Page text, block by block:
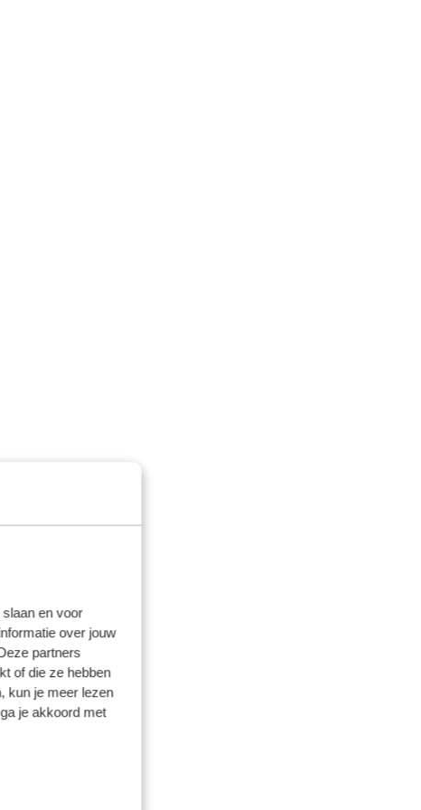
en voor
over jouw
partners
of die ze hebben
kun je meer lezen
je akkoord met